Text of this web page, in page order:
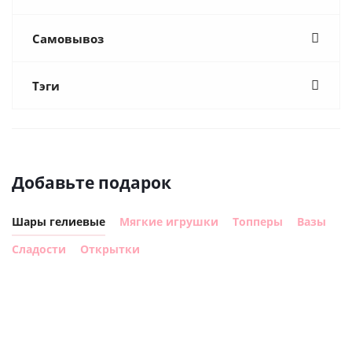
Самовывоз
Тэги
Добавьте подарок
Шары гелиевые Мягкие игрушки Топперы
Вазы
Сладости
Открытки